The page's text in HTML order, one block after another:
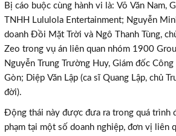
Bị cáo buộc cùng hành vi là: Võ Văn Nam,
TNHH Lululola Entertainment; Nguyễn
doanh Đồi Mặt Trời và Ngô Thanh Tùng,
Zeo trong vụ án liên quan nhóm 1900
Nguyễn Trung Trường Huy, Giám đốc
Gòn; Diệp Văn Lập (ca sĩ Quang Lập, chủ
đời).
Động thái này được đưa ra trong quá trình
phạm tại một số doanh nghiệp, đơn vị liên